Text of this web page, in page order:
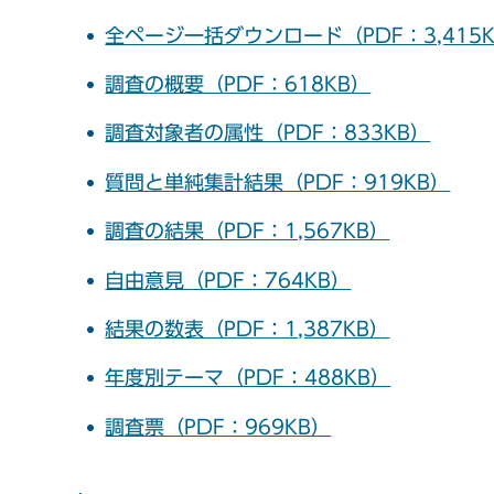
全ページ一括ダウンロード（PDF：
調査の概要（PDF：618KB）
調査対象者の属性（PDF：833KB）
質問と単純集計結果（PDF：919KB）
調査の結果（PDF：1,567KB）
自由意見（PDF：764KB）
結果の数表（PDF：1,387KB）
年度別テーマ（PDF：488KB）
調査票（PDF：969KB）